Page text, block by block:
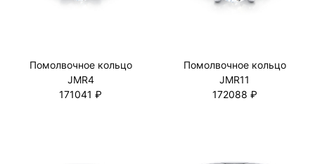
Помолвочное кольцо
JMR4
171041 ₽
Помолвочное кольцо
JMR11
172088 ₽